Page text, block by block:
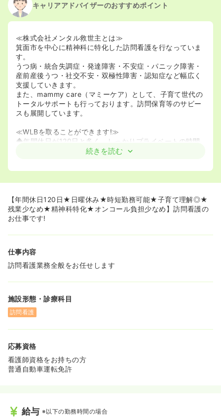
キャリアアドバイザーのおすすめポイント
≪株式会社メンタル救世主とは≫
箕面市を中心に精神科に特化した訪問看護を行なっていま
す。
うつ病・統合失調症・発達障害・不安症・パニック障害・
産前産後うつ・社交不安・双極性障害・認知症など幅広く
支援していきます。
また、mammy care（マミーケア）として、子育て世代の
トータルサポートも行っております。訪問保育等のサビー
スも展開しています。
≪WLBを取ることができます!≫
◆年間休日が120日と多く、しっかりプライベートの時間
を確保することができます。
◆日曜は基本お休みです。
けます。
◆残業時間は月1～2時間以内と少なく、基本的には定時の
18時には退勤されています。
≪子育てしながらでも働きやすい!≫
◆みなさんが子育て経験者だからこそ、急なお休みや平日
の学校行事等は、お互いに助け合うという風土が根付いて
◆半休を取ることも可能です!
での時短でお務めの方もいらっしゃいます。
◆オンコールの出動も年4～5回と非常に少なくなってお
り、夜間の負担も少なくなっております。
在籍している看護師の殆どが、子育てと両立しながら常勤
≪訪問看護未経験でも大歓迎です!≫
◆在籍看護師の殆どが訪問看護未経験で入職しています。
（研修期間の流れ）
続きを読む
【年間休日120日★日曜休み★時短勤務可能★子育て理解◎★
残業少なめ★精神科特化★オンコール負担少なめ】訪問看護の
お仕事です!
仕事内容
訪問看護業務全般をお任せします
施設形態・診療科目
訪問看護
応募資格
看護師資格をお持ちの方
普通自動車運転免許
給与 ※以下の勤務時間の場合